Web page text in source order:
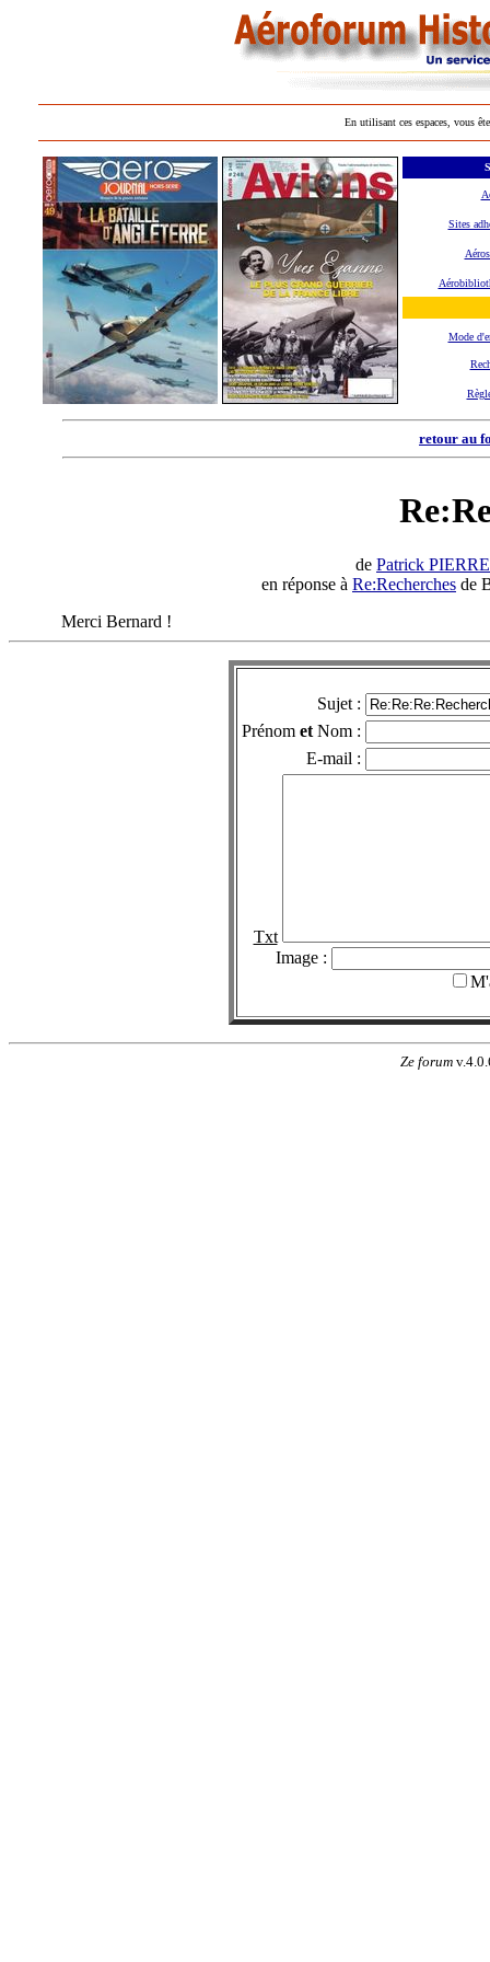
En utilisant ces espaces, vous
Sites
Mode
retour au
de Patrick
en réponse à Re:Recherches de
Merci Bernard !
Sujet :
Prénom et Nom :
E-mail :
Txt
Image :
Ze forum